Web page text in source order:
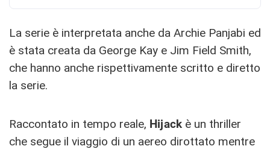
La serie è interpretata anche da Archie Panjabi ed
è stata creata da George Kay e Jim Field Smith,
che hanno anche rispettivamente scritto e diretto
la serie.
Raccontato in tempo reale, Hijack è un thriller
che segue il viaggio di un aereo dirottato mentre